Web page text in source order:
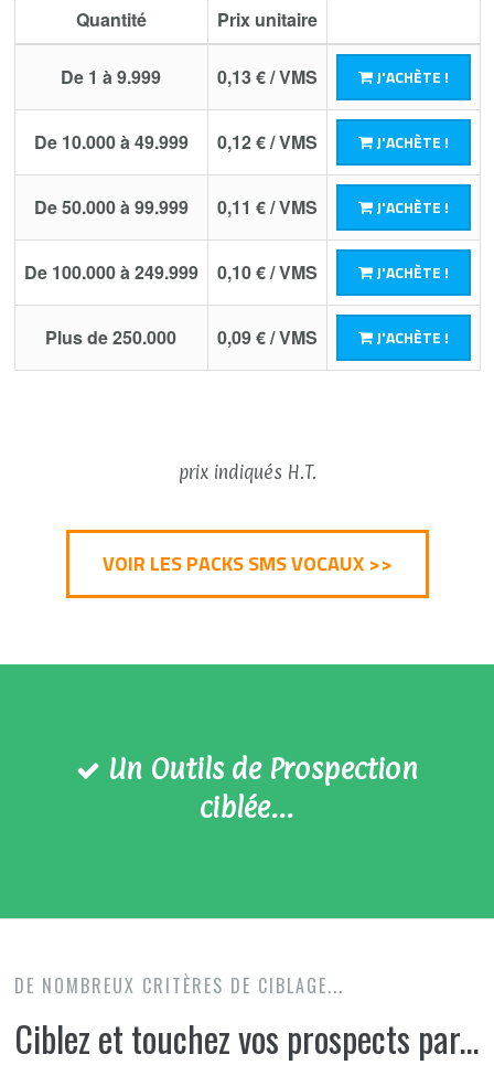
Quantité Prix unitaire
De 1 à 9.999 0,13 € / VMS J'ACHÈTE !
De 10.000 à 49.999 0,12 € / VMS J'ACHÈTE !
De 50.000 à 99.999 0,11 € / VMS J'ACHÈTE !
De 100.000 à 249.999 0,10 € / VMS J'ACHÈTE !
Plus de 250.000 0,09 € / VMS J'ACHÈTE !
prix indiqués H.T.
VOIR LES PACKS SMS VOCAUX >>
Un Outils de Prospection
ciblée...
DE NOMBREUX CRITÈRES DE CIBLAGE...
Ciblez et touchez vos prospects par...